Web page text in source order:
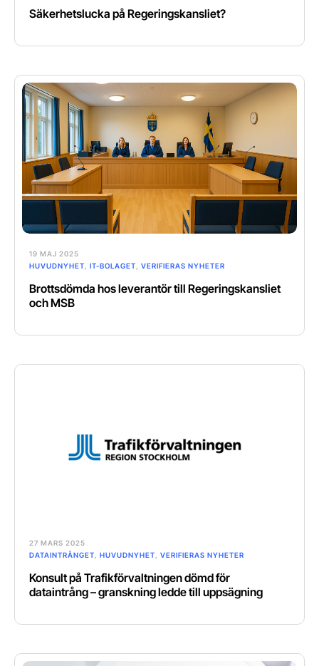
Säkerhetslucka på Regeringskansliet?
19 MAJ 2025
HUVUDNYHET
IT-BOLAGET VERIFIERAS NYHETER
Brottsdömda hos leverantör till Regeringskansliet
och MSB
27 MARS 2025
DATAINTRÅNGET
HUVUDNYHET VERIFIERAS NYHETER
Konsult på Trafikförvaltningen dömd för
dataintrång – granskning ledde till uppsägning